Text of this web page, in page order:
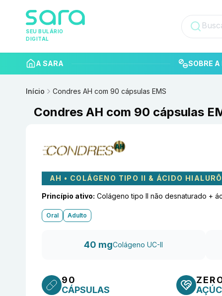
SEU BULÁRIO
DIGITAL
A SARA SOBRE
Início Condres AH com 90 cápsulas EMS
Condres AH com 90 cápsulas
AH • COLÁGENO TIPO II & ÁCIDO
Princípio ativo: Colágeno tipo II não desnaturado +
Oral Adulto
40 mgColágeno UC-II
90
CÁPSULAS